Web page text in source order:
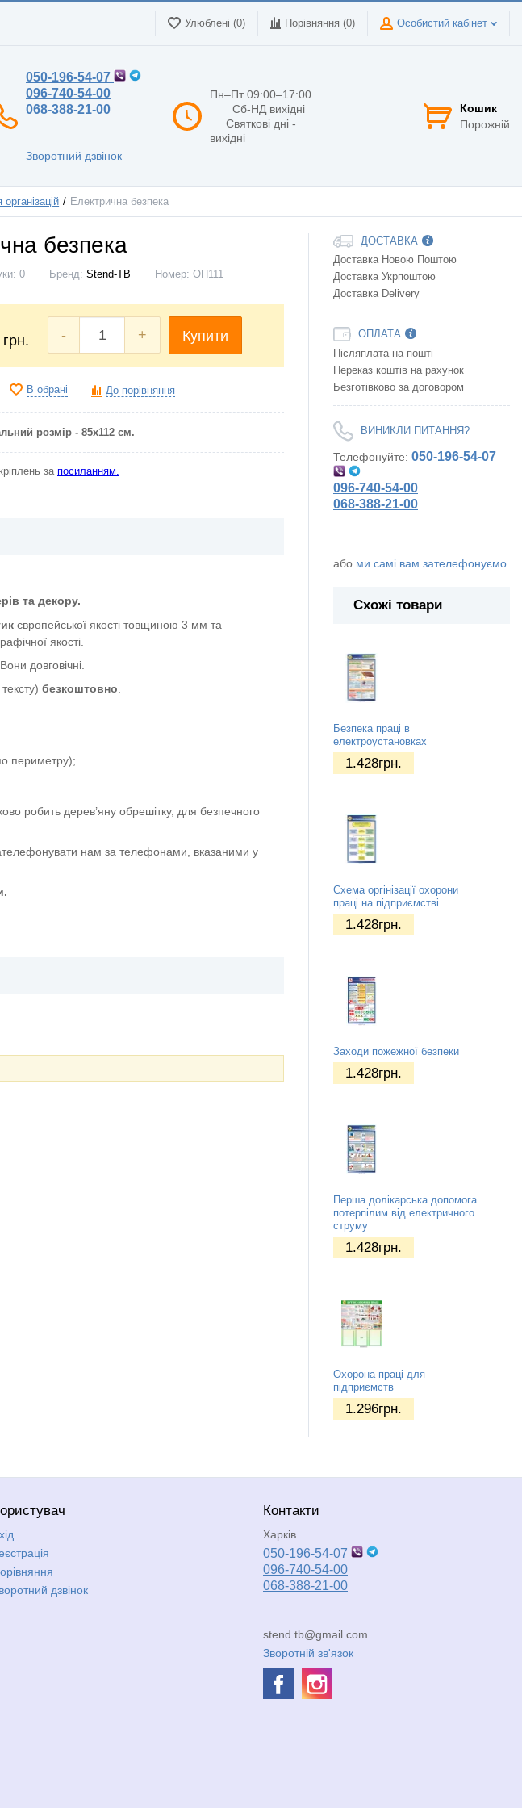
Улюблені (0) Порівняння (0) Особистий кабінет
050-196-54-07
096-740-54-00
068-388-21-00
Зворотний дзвінок
Пн–Пт 09:00–17:00
Сб-НД вихідні
Святкові дні -
вихідні
Кошик
Порожній
Електрична безпека
безпека
0 Бренд: Stend-TB Номер: ОП111
грн. - + Купити
В обрані До порівняння
розмір - 85х112 см.
за посиланням.
та декору.
європейської якості товщиною 3 мм та
якості.
довговічні.
безкоштовно.
периметру);
робить дерев’яну обрешітку, для безпечного
нам за телефонами, вказаними у
ДОСТАВКА
Доставка Новою Поштою
Доставка Укрпоштою
Доставка Delivery
ОПЛАТА
Післяплата на пошті
Переказ коштів на рахунок
Безготівково за договором
ВИНИКЛИ ПИТАННЯ?
Телефонуйте: 050-196-54-07
096-740-54-00
068-388-21-00
або ми самі вам зателефонуємо
Схожі товари
Безпека праці в
електроустановках
1.428грн.
Схема оргінізації охорони
праці на підприємстві
1.428грн.
Заходи пожежної безпеки
1.428грн.
Перша долікарська допомога
потерпілим від електричного
струму
1.428грн.
Охорона праці для
підприємств
1.296грн.
дзвінок
Контакти
Харків
050-196-54-07
096-740-54-00
068-388-21-00
stend.tb@gmail.com
Зворотній зв'язок